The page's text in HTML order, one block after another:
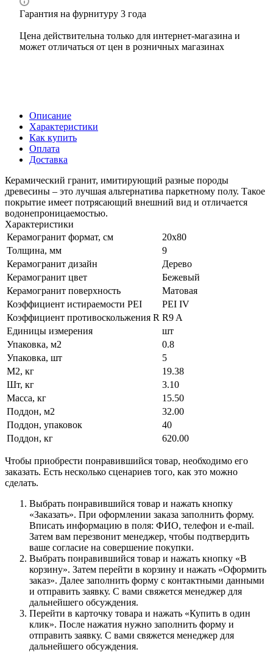
Гарантия на фурнитуру 3 года
Цена действительна только для интернет-магазина и
может отличаться от цен в розничных магазинах
Описание
Характеристики
Как купить
Оплата
Доставка
Керамический гранит, имитирующий разные породы
древесины – это лучшая альтернатива паркетному полу. Такое
покрытие имеет потрясающий внешний вид и отличается
водонепроницаемостью.
Характеристики
Керамогранит формат, см
20х80
Толщина, мм
9
Керамогранит дизайн
Дерево
Керамогранит цвет
Бежевый
Керамогранит поверхность
Матовая
Коэффициент истираемости PEI
PEI IV
Коэффициент противоскольжения R R9 A
Единицы измерения
шт
Упаковка, м2
0.8
Упаковка, шт
5
М2, кг
19.38
Шт, кг
3.10
Масса, кг
15.50
Поддон, м2
32.00
Поддон, упаковок
40
Поддон, кг
620.00
Чтобы приобрести понравившийся товар, необходимо его
заказать. Есть несколько сценариев того, как это можно
сделать.
Выбрать понравившийся товар и нажать кнопку
«Заказать». При оформлении заказа заполнить форму.
Вписать информацию в поля: ФИО, телефон и e-mail.
Затем вам перезвонит менеджер, чтобы подтвердить
ваше согласие на совершение покупки.
Выбрать понравившийся товар и нажать кнопку «В
корзину». Затем перейти в корзину и нажать «Оформить
заказ». Далее заполнить форму с контактными данными
и отправить заявку. С вами свяжется менеджер для
дальнейшего обсуждения.
Перейти в карточку товара и нажать «Купить в один
клик». После нажатия нужно заполнить форму и
отправить заявку. С вами свяжется менеджер для
дальнейшего обсуждения.